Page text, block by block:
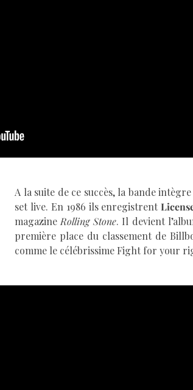
A la suite de ce succès, la bande
set live. En 1986 ils enregistrent
magazine Rolling Stone. Il devient
première place du classement de
comme le célébrissime Fight for your